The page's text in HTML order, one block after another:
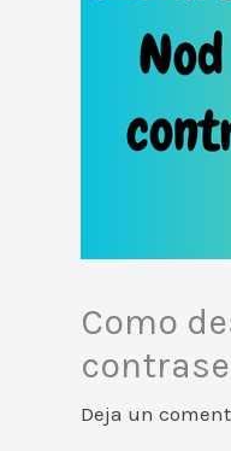
Como
Deja un